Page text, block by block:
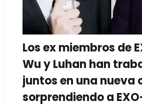
Los ex miembros de
Wu y Luhan han
juntos en una nueva
sorprendiendo a